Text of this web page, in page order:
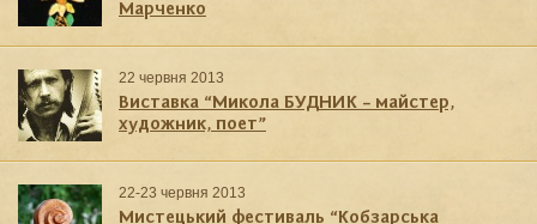
Марченко
22 червня 2013
Виставка “Микола БУДНИК – майстер,
художник, поет”
22-23 червня 2013
Мистецький фестиваль “Кобзарська